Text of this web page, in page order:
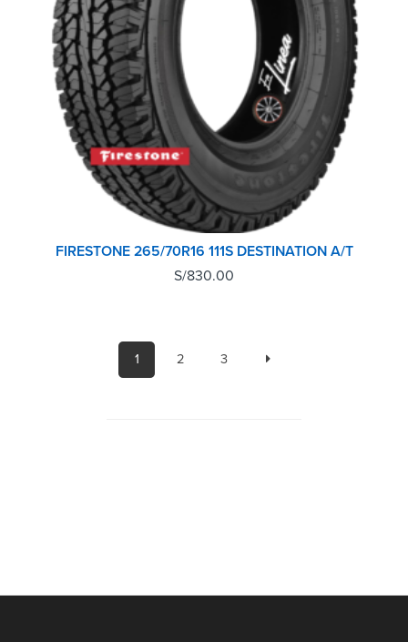
FIRESTONE 265/70R16 111S DESTINATION A/T
S/830.00
1 2 3